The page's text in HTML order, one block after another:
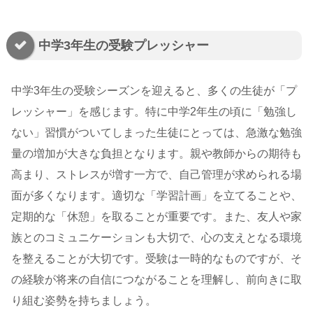
中学3年生の受験プレッシャー
中学3年生の受験シーズンを迎えると、多くの生徒が「プ
レッシャー」を感じます。特に中学2年生の頃に「勉強し
ない」習慣がついてしまった生徒にとっては、急激な勉強
量の増加が大きな負担となります。親や教師からの期待も
高まり、ストレスが増す一方で、自己管理が求められる場
面が多くなります。適切な「学習計画」を立てることや、
定期的な「休憩」を取ることが重要です。また、友人や家
族とのコミュニケーションも大切で、心の支えとなる環境
を整えることが大切です。受験は一時的なものですが、そ
の経験が将来の自信につながることを理解し、前向きに取
り組む姿勢を持ちましょう。